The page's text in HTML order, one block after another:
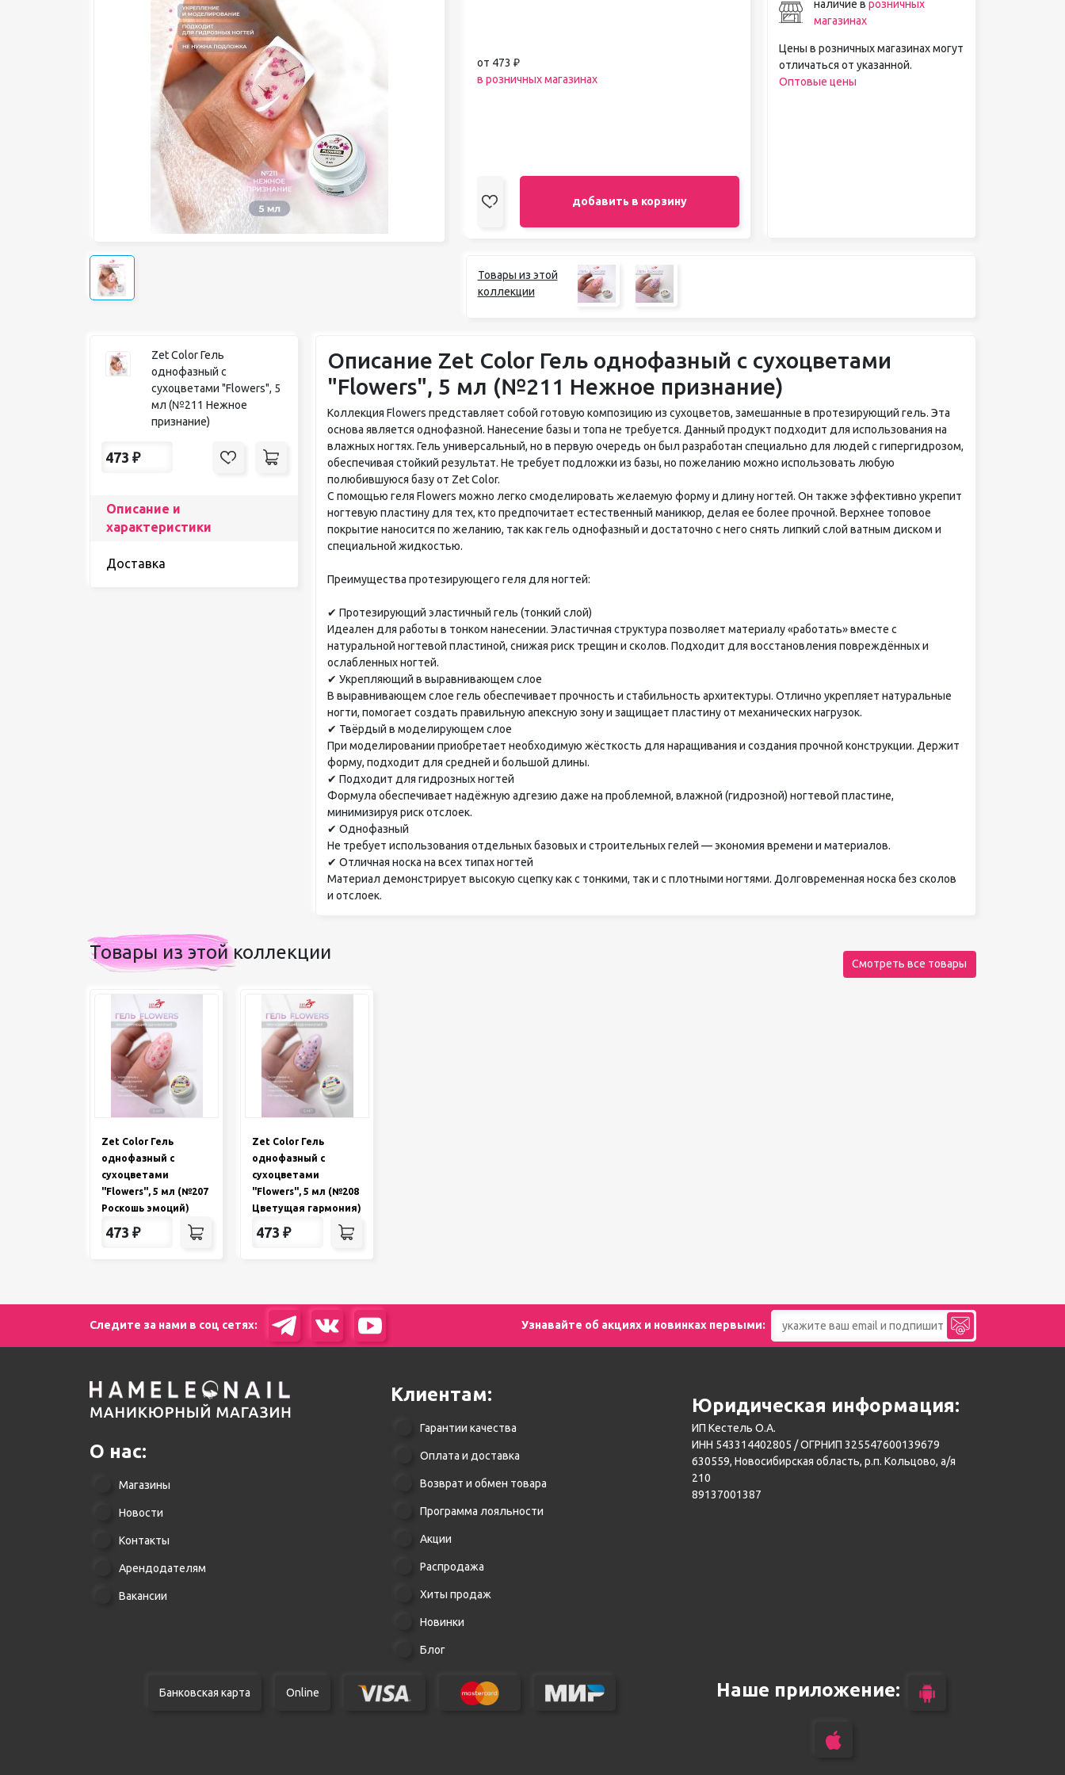
Лампы для сушки ногтей
Лечение и уход за кутикулой и
щелочного педикюра
Стерилизаторы
от 473 ₽
в розничных магазинах
добавить в корзину
наличие в розничных
магазинах
Цены в розничных магазинах могут
отличаться от указанной.
Оптовые цены
Товары из этой
коллекции
Zet Color Гель
однофазный с
сухоцветами "Flowers", 5
мл (№211 Нежное
признание)
473 ₽
Описание и
характеристики
Доставка
Описание Zet Color Гель однофазный с сухоцветами
"Flowers", 5 мл (№211 Нежное признание)
Коллекция Flowers представляет собой готовую композицию из сухоцветов, замешанные в протезирующий гель. Эта
основа является однофазной. Нанесение базы и топа не требуется. Данный продукт подходит для использования на
влажных ногтях. Гель универсальный, но в первую очередь он был разработан специально для людей с гипергидрозом,
обеспечивая стойкий результат. Не требует подложки из базы, но пожеланию можно использовать любую
полюбившуюся базу от Zet Color.
С помощью геля Flowers можно легко смоделировать желаемую форму и длину ногтей. Он также эффективно укрепит
ногтевую пластину для тех, кто предпочитает естественный маникюр, делая ее более прочной. Верхнее топовое
покрытие наносится по желанию, так как гель однофазный и достаточно с него снять липкий слой ватным диском и
специальной жидкостью.
Преимущества протезирующего геля для ногтей:
✔ Протезирующий эластичный гель (тонкий слой)
Идеален для работы в тонком нанесении. Эластичная структура позволяет материалу «работать» вместе с
натуральной ногтевой пластиной, снижая риск трещин и сколов. Подходит для восстановления повреждённых и
ослабленных ногтей.
✔ Укрепляющий в выравнивающем слое
В выравнивающем слое гель обеспечивает прочность и стабильность архитектуры. Отлично укрепляет натуральные
ногти, помогает создать правильную апексную зону и защищает пластину от механических нагрузок.
✔ Твёрдый в моделирующем слое
При моделировании приобретает необходимую жёсткость для наращивания и создания прочной конструкции. Держит
форму, подходит для средней и большой длины.
✔ Подходит для гидрозных ногтей
Формула обеспечивает надёжную адгезию даже на проблемной, влажной (гидрозной) ногтевой пластине,
минимизируя риск отслоек.
✔ Однофазный
Не требует использования отдельных базовых и строительных гелей — экономия времени и материалов.
✔ Отличная носка на всех типах ногтей
Материал демонстрирует высокую сцепку как с тонкими, так и с плотными ногтями. Долговременная носка без сколов
и отслоек.
Товары из этой коллекции
Zet Color Гель
однофазный с
сухоцветами
"Flowers", 5 мл (№207
Роскошь эмоций)
473 ₽
Zet Color Гель
однофазный с
сухоцветами
"Flowers", 5 мл (№208
Цветущая гармония)
473 ₽
Смотреть все товары
Следите за нами в соц сетях: Узнавайте об акциях и новинках первыми:
О нас:
Магазины
Новости
Контакты
Арендодателям
Вакансии
Клиентам:
Гарантии качества
Оплата и доставка
Возврат и обмен товара
Программа лояльности
Акции
Распродажа
Хиты продаж
Новинки
Блог
Юридическая информация:
ИП Кестель О.А.
ИНН 543314402805 / ОГРНИП 325547600139679
630559, Новосибирская область, р.п. Кольцово, а/я
210
89137001387
Банковская карта Online Наше приложение: